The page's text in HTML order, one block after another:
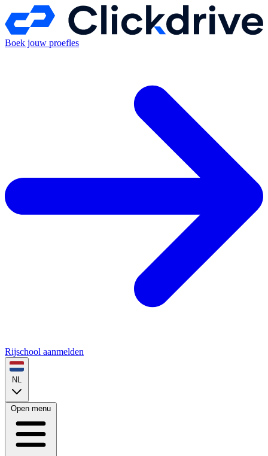
Boek jouw proefles
Rijschool aanmelden
NL
Open menu